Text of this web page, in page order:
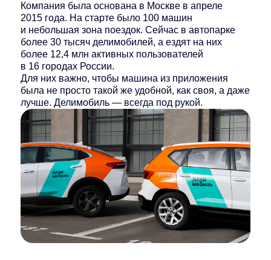
Компания была основана в Москве в апреле
2015 года. На старте было 100 машин
и небольшая зона поездок. Сейчас в автопарке
более 30 тысяч делимобилей, а ездят на них
более 12,4 млн активных пользователей
в 16 городах России.
Для них важно, чтобы машина из приложения
была не просто такой же удобной, как своя, а даже
лучше. Делимобиль — всегда под рукой.